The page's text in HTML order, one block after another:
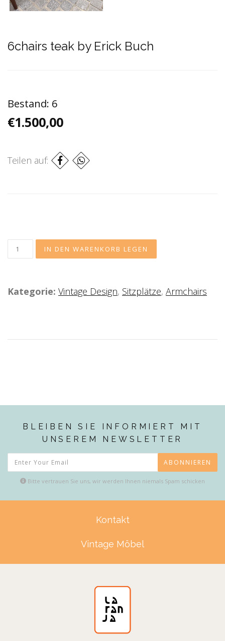
6chairs teak by Erick Buch
Bestand: 6
€1.500,00
Teilen auf:
Kategorie: Vintage Design, Sitzplätze, Armchairs
BLEIBEN SIE INFORMIERT MIT
UNSEREM NEWSLETTER
ABONNIEREN
Bitte vertrauen Sie uns, wir werden Ihnen niemals Spam schicken
Kontakt
Vintage Möbel